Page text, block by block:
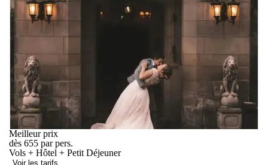
Meilleur prix
dès 655 par pers.
Vols + Hôtel + Petit Déjeuner
Voir les tarifs